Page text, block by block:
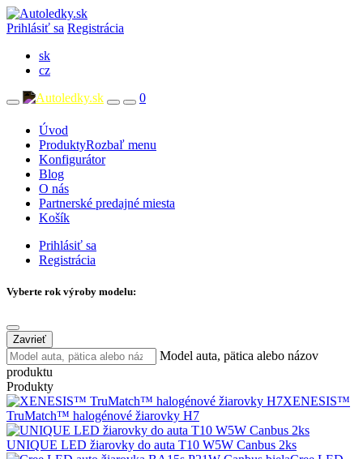
Prihlásiť sa Registrácia
sk
cz
0
Úvod
ProduktyRozbaľ menu
Konfigurátor
Blog
O nás
Partnerské predajné miesta
Košík
Prihlásiť sa
Registrácia
Vyberte rok výroby modelu:
Zavrieť
Model auta, pätica alebo názov
produktu
Produkty
XENESIS™
TruMatch™ halogénové žiarovky H7
UNIQUE LED žiarovky do auta T10 W5W Canbus 2ks